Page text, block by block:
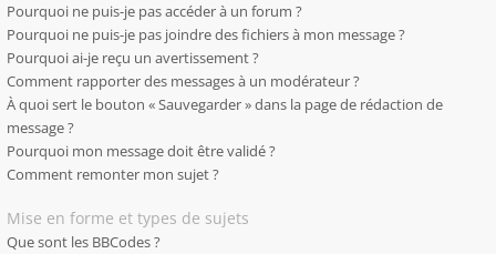
Pourquoi ne puis-je pas accéder à un forum ?
Pourquoi ne puis-je pas joindre des fichiers à mon message ?
Pourquoi ai-je reçu un avertissement ?
Comment rapporter des messages à un modérateur ?
À quoi sert le bouton « Sauvegarder » dans la page de rédaction de
message ?
Pourquoi mon message doit être validé ?
Comment remonter mon sujet ?
Mise en forme et types de sujets
Que sont les BBCodes ?